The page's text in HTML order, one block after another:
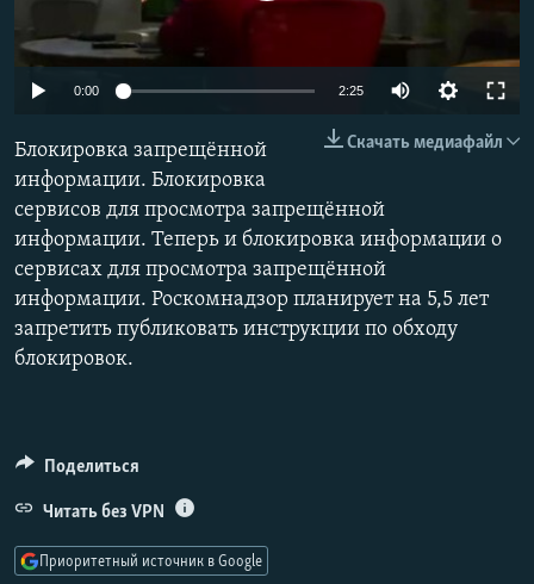
РАСПИСАНИЕ ВЕЩАНИЯ
ПОДПИШИТЕСЬ НА РАССЫЛКУ
Все сайты РСЕ/РС
Auto 240p 360p
720p 1080p
0:00 2:25
720p
1080p
Скачать медиафайл
Блокировка запрещённой
информации. Блокировка
сервисов для просмотра запрещённой
информации. Теперь и блокировка информации о
сервисах для просмотра запрещённой
информации. Роскомнадзор планирует на 5,5 лет
запретить публиковать инструкции по обходу
блокировок.
Поделиться
Читать без VPN
Приоритетный источник в Google